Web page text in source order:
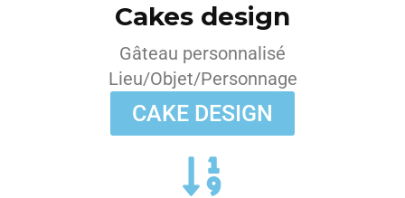
Cakes design
Gâteau personnalisé
Lieu/Objet/Personnage
CAKE DESIGN